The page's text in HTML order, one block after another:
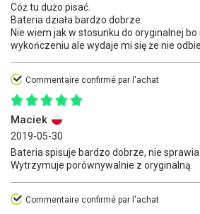
Cóż tu dużo pisać.
Bateria działa bardzo dobrze.
Nie wiem jak w stosunku do oryginalnej bo
wykończeniu ale wydaje mi się że nie
Commentaire confirmé par l'achat
Maciek
2019-05-30
Bateria spisuje bardzo dobrze, nie
Wytrzymuje porównywalnie z oryginalną.
Commentaire confirmé par l'achat